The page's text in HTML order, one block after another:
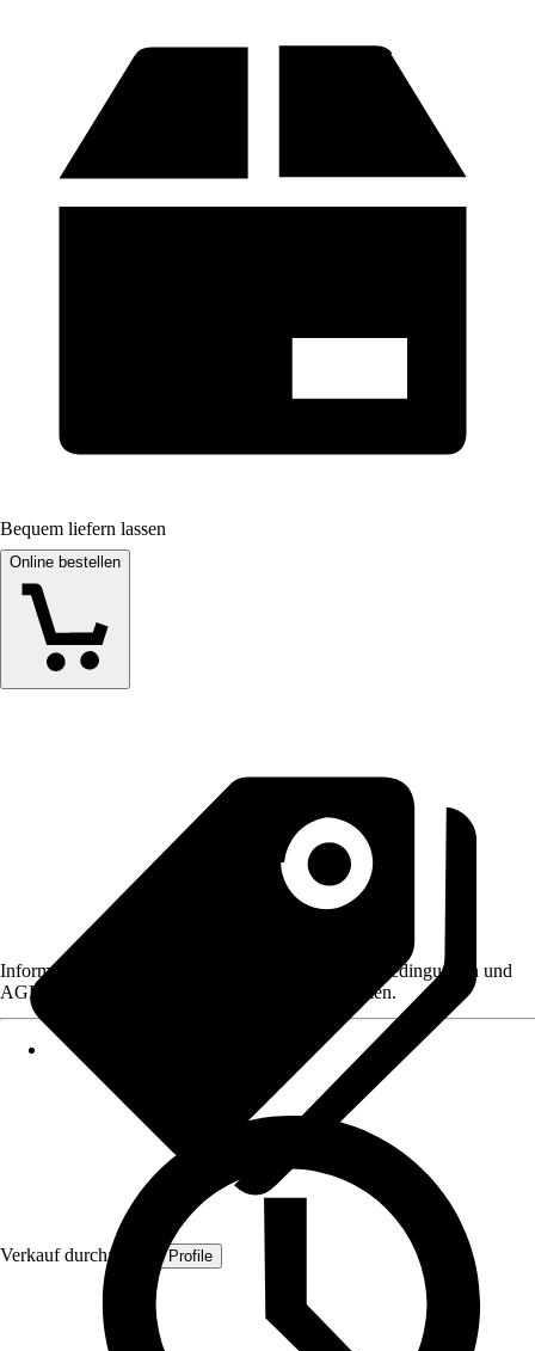
Bequem liefern lassen
Online bestellen
Verkauf durch: Quest Profile
Informationen des Verkäufers, wie z. B. Rückgabebedingungen und
AGB, finden Sie bei Klick auf den Verkäufernamen.